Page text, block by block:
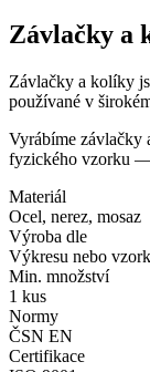
Závlačky a
Závlačky a kolíky
používané v
Vyrábíme závlačky
fyzického vzorku
Materiál
Ocel, nerez, mosaz
Výroba dle
Výkresu nebo
Min. množství
1 kus
Normy
ČSN EN
Certifikace